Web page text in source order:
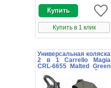
Купить в 1 клик
Универсальная коляска
2 в 1 Carrello Magia
CRL-6655 Malted Green
зеленая с сумочкой